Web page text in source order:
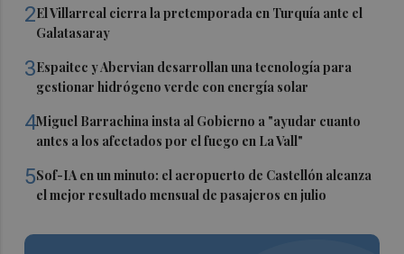
2El Villarreal cierra la pretemporada en Turquía ante el
Galatasaray
3Espaitec y Abervian desarrollan una tecnología para
gestionar hidrógeno verde con energía solar
4Miguel Barrachina insta al Gobierno a "ayudar cuanto
antes a los afectados por el fuego en La Vall"
5Sof-IA en un minuto: el aeropuerto de Castellón alcanza
el mejor resultado mensual de pasajeros en julio